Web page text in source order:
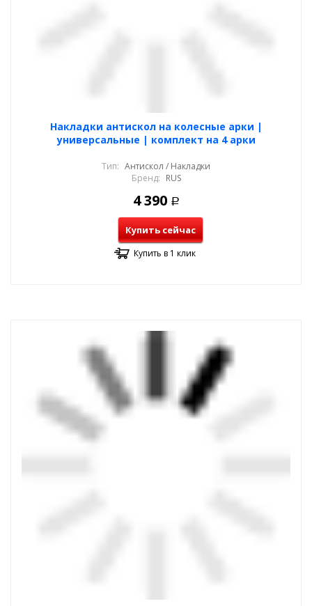
Накладки антискол на колесные арки |
универсальные | комплект на 4 арки
Тип: Антискол / Накладки
Бренд: RUS
4 390 Р
Купить сейчас
Купить в 1 клик